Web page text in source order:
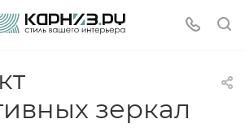
зеркал